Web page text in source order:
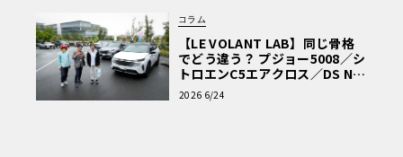
コラム
【LE VOLANT LAB】同じ骨格
でどう違う？ プジョー5008／シ
トロエンC5エアクロス／DS Nº4
読者一気乗りレポート
2026 6/24